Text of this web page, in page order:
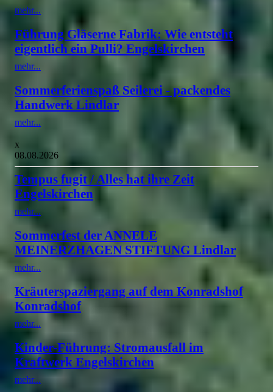
mehr...
Führung Gläserne Fabrik: Wie entsteht
eigentlich ein Pulli? Engelskirchen
mehr...
Sommerferienspaß Seilerei - packendes
Handwerk Lindlar
mehr...
x
08.08.2026
Tempus fugit / Alles hat ihre Zeit
Engelskirchen
mehr...
Sommerfest der ANNELE
MEINERZHAGEN STIFTUNG Lindlar
mehr...
Kräuterspaziergang auf dem Konradshof
Konradshof
mehr...
Kinder-Führung: Stromausfall im
Kraftwerk Engelskirchen
mehr...